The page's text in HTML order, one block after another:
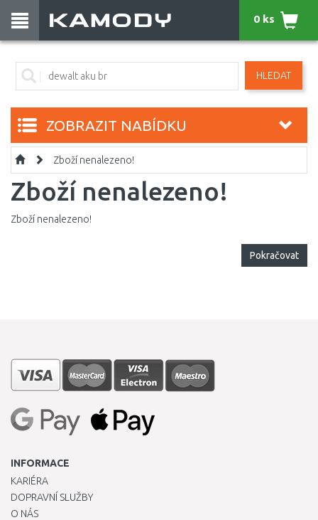
HLEDAT
0 ks
ZOBRAZIT NABÍDKU
Zboží nenalezeno!
Zboží nenalezeno!
Zboží nenalezeno!
Pokračovat
INFORMACE
KARIÉRA
DOPRAVNÍ SLUŽBY
O NÁS